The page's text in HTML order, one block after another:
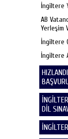
İngiltere
AB
Yerleşim
İngiltere
İngiltere
DİL